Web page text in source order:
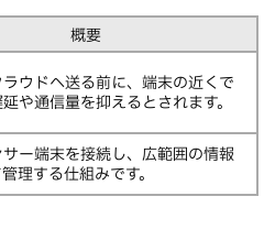
概要
ウドへ送る前に、端末の近くで
や通信量を抑えるとされます。
ー端末を接続し、広範囲の情報
理する仕組みです。